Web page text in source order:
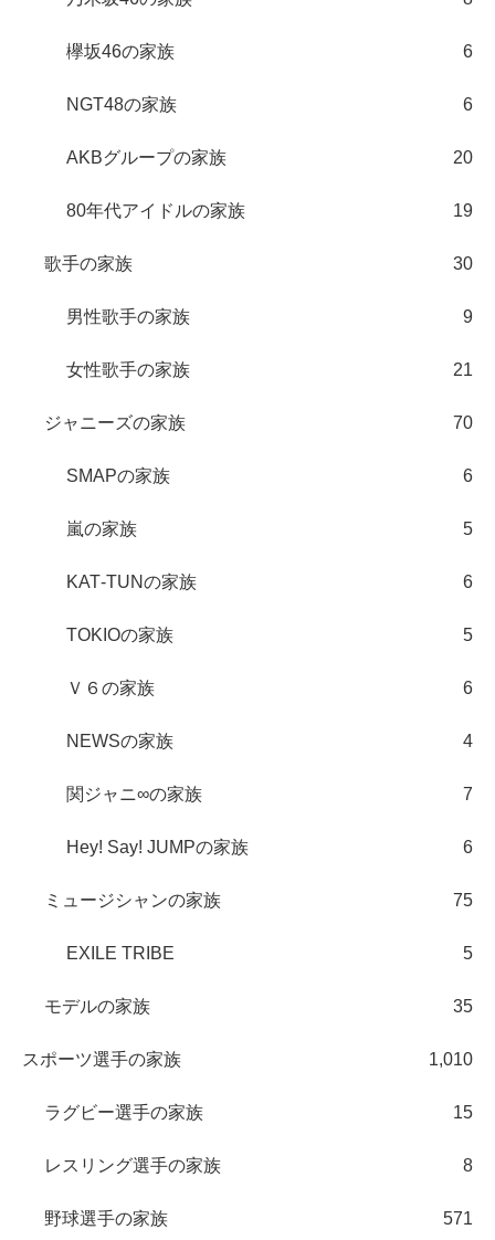
欅坂46の家族 6
NGT48の家族 6
AKBグループの家族 20
80年代アイドルの家族 19
歌手の家族 30
男性歌手の家族 9
女性歌手の家族 21
ジャニーズの家族 70
SMAPの家族 6
嵐の家族 5
KAT‐TUNの家族 6
TOKIOの家族 5
Ｖ６の家族 6
NEWSの家族 4
関ジャニ∞の家族 7
Hey! Say! JUMPの家族 6
ミュージシャンの家族 75
EXILE TRIBE 5
モデルの家族 35
スポーツ選手の家族 1,010
ラグビー選手の家族 15
レスリング選手の家族 8
野球選手の家族 571